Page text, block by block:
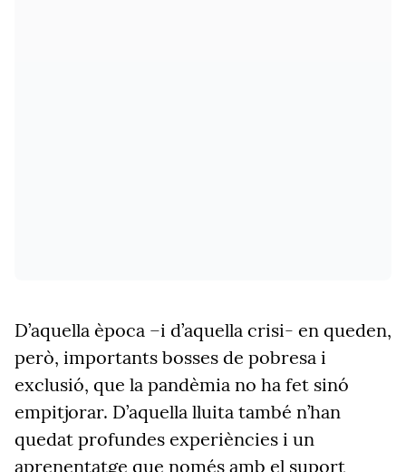
D’aquella època –i d’aquella crisi- en queden,
però, importants bosses de pobresa i
exclusió, que la pandèmia no ha fet sinó
empitjorar. D’aquella lluita també n’han
quedat profundes experiències i un
aprenentatge que només amb el suport